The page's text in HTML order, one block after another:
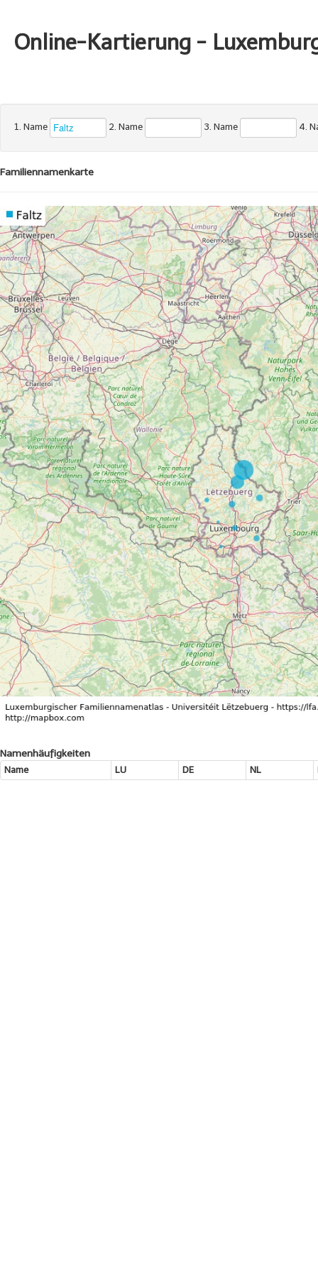
Online-Kartierung -
1. Name 2. Name 3. Name 4.
Familiennamenkarte
Namenhäufigkeiten
Name LU DE NL